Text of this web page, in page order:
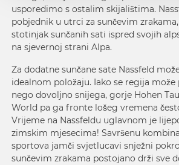
usporedimo s ostalim skijalištima.
pobjednik u utrci za sunčevim
stotinjak sunčanih sati ispred svojih
na sjevernoj strani Alpa.
Za dodatne sunčane sate Nassfeld
idealnom položaju. Iako se regija
nego dovoljno snijega, gorje Hohen
World pa ga fronte lošeg vremena
Vrijeme na Nassfeldu uglavnom je
zimskim mjesecima! Savršenu
sportova jamči svjetlucavi snježni
sunčevim zrakama postojano drži sve